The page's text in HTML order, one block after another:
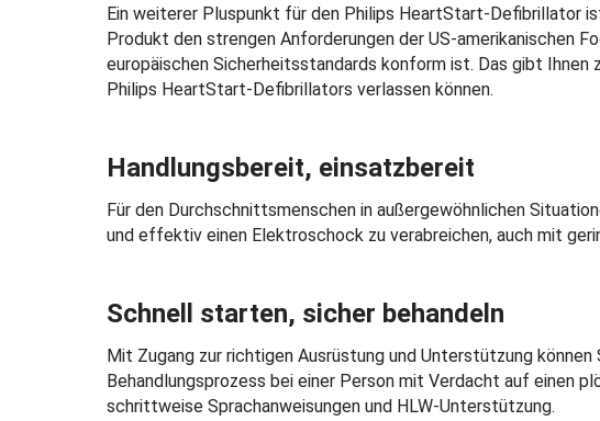
Ein weiterer Pluspunkt für den Philips HeartStart-Defibrillator
Produkt den strengen Anforderungen der US-amerikanischen
europäischen Sicherheitsstandards konform ist. Das gibt
Philips HeartStart-Defibrillators verlassen können.
Handlungsbereit, einsatzbereit
Für den Durchschnittsmenschen in außergewöhnlichen
und effektiv einen Elektroschock zu verabreichen, auch mit
Schnell starten, sicher behandeln
Mit Zugang zur richtigen Ausrüstung und Unterstützung
Behandlungsprozess bei einer Person mit Verdacht auf
schrittweise Sprachanweisungen und HLW-Unterstützung.